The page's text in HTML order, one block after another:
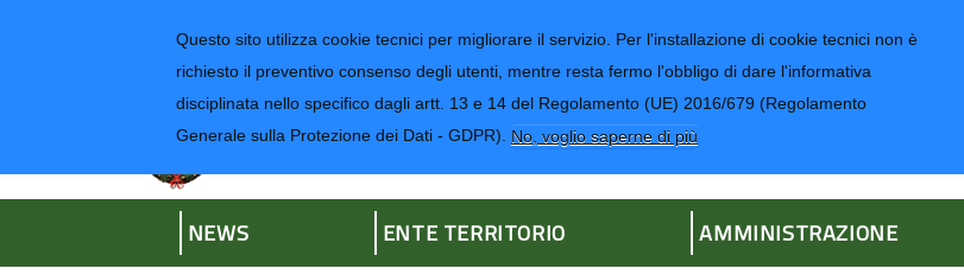
Questo sito utilizza cookie tecnici per migliorare il servizio. Per l'installazione di cookie tecnici non è
richiesto il preventivo consenso degli utenti, mentre resta fermo l'obbligo di dare l'informativa
disciplinata nello specifico dagli artt. 13 e 14 del Regolamento (UE) 2016/679 (Regolamento
Generale sulla Protezione dei Dati - GDPR). No, voglio saperne di più
Regione Liguria
Provincia di Imperia
NEWS ENTE TERRITORIO AMMINISTRAZIONE